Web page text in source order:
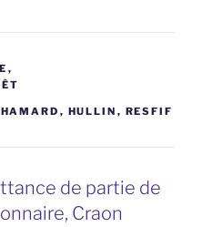
,
HAMARD , HULLIN , RESFIF
de partie de
Craon